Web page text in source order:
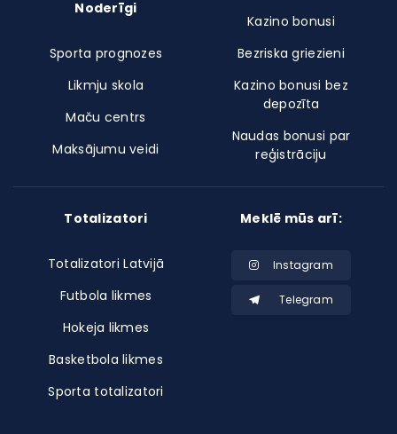
Noderīgi
Sporta prognozes
Likmju skola
Maču centrs
Maksājumu veidi
Kazino bonusi
Bezriska griezieni
Kazino bonusi bez
depozīta
Naudas bonusi par
reģistrāciju
Totalizatori
Totalizatori Latvijā
Futbola likmes
Hokeja likmes
Basketbola likmes
Sporta totalizatori
Meklē mūs arī:
Instagram
Telegram